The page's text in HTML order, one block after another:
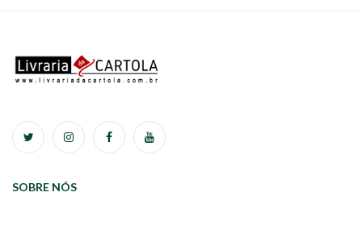
SOBRE NÓS